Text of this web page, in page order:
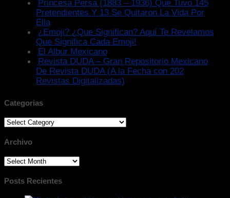
Princesa Persa (1883 – 1936) Que Tuvo 145
Pretendientes Y 13 Se Quitaron La Vida Por
Ella
¿Emoji? ¿Que Significan? Aquí Te Revelamos
Que Significa Cada Emoji!
El Albur Mexicano
Revista DUDA – Gran Repositorio Mexicano
De Revista DUDA (A la Fecha con 202
Revistas Digitalizadas)
Categorias
Categorias
Archivo
Archivo
Posts Recientes